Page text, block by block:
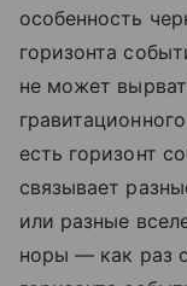
особенность
горизонта
не может
есть горизонт
связывает
или разные
норы — как раз